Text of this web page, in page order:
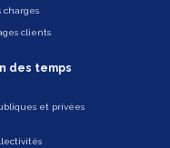
charges
clients
des temps
et privées